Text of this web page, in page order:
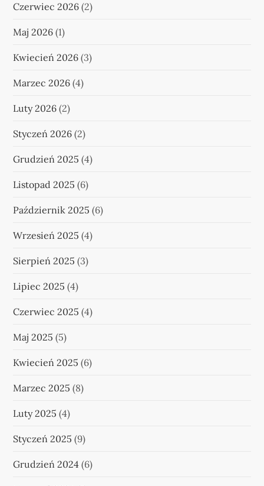
Czerwiec 2026 (2)
Maj 2026 (1)
Kwiecień 2026 (3)
Marzec 2026 (4)
Luty 2026 (2)
Styczeń 2026 (2)
Grudzień 2025 (4)
Listopad 2025 (6)
Październik 2025 (6)
Wrzesień 2025 (4)
Sierpień 2025 (3)
Lipiec 2025 (4)
Czerwiec 2025 (4)
Maj 2025 (5)
Kwiecień 2025 (6)
Marzec 2025 (8)
Luty 2025 (4)
Styczeń 2025 (9)
Grudzień 2024 (6)